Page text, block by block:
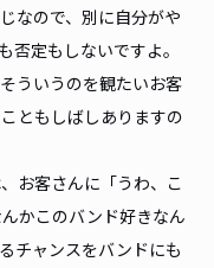
なので、別に自分がや
否定もしないですよ。
ういうのを観たいお客
ともしばしありますの
お客さんに「うわ、こ
かこのバンド好きなん
チャンスをバンドにも